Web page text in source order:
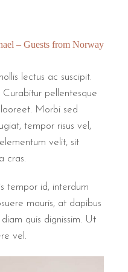
– Guests from Norway
lectus ac suscipit.
pellentesque
Morbi sed
tempor risus vel,
velit, sit
cras.
tempor id, interdum
mauris, at dapibus
quis dignissim. Ut
vel.